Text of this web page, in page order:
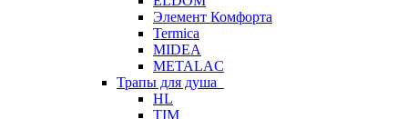
Элемент Комфорта
Termica
MIDEA
METALAC
Трапы для душа
HL
TIM